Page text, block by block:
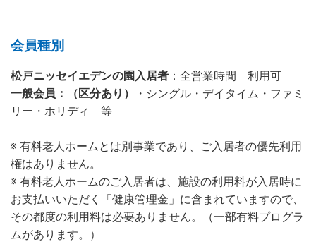
会員種別
松戸ニッセイエデンの園入居者 ：全営業時間 利用可
一般会員：（区分あり）
・シングル・デイタイム・ファミ
リー・ホリディ 等
※ 有料老人ホームとは別事業であり、ご入居者の優先利用
権はありません。
※ 有料老人ホームのご入居者は、施設の利用料が入居時に
お支払いいただく「健康管理金」に含まれていますので、
その都度の利用料は必要ありません。（一部有料プログラ
ムがあります。）